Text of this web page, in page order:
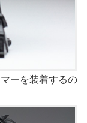
ーを装着するの